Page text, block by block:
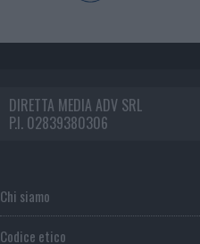
DIRETTA MEDIA ADV SRL
P.I. 02839380306
Chi siamo
Codice etico